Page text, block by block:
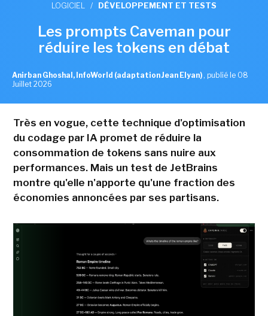
LOGICIEL / DÉVELOPPEMENT ET TESTS
Les prompts Caveman pour
réduire les tokens en débat
Anirban Ghoshal, InfoWorld (adaptation Jean Elyan) , publié le 08
Juillet 2026
Très en vogue, cette technique d'optimisation
du codage par IA promet de réduire la
consommation de tokens sans nuire aux
performances. Mais un test de JetBrains
montre qu'elle n'apporte qu'une fraction des
économies annoncées par ses partisans.